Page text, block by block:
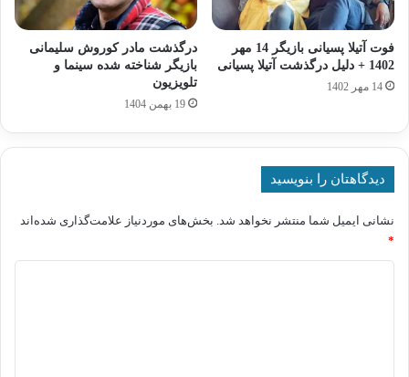
فوت آتیلا پسیانی بازیگر 14 مهر
1402 + دلیل درگذشت آتیلا پسیانی
14 مهر 1402
درگذشت مادر کوروش سلیمانی
بازیگر شناخته‌ شده سینما و
تلویزیون
19 بهمن 1404
دیدگاهتان را بنویسید
نشانی ایمیل شما منتشر نخواهد شد. بخش‌های موردنیاز علامت‌گذاری شده‌اند
*